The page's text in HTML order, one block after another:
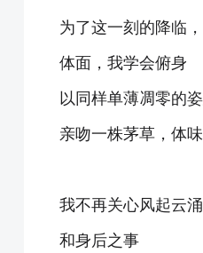
为了这一刻的降临
体面，我学会俯身
以同样单薄凋零的
亲吻一株茅草，体
我不再关心风起云
和身后之事